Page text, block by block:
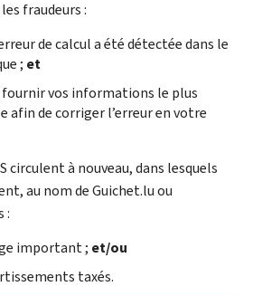
fraudeurs :
de calcul a été détectée dans le
; et
fournir vos informations le plus
afin de corriger l’erreur en votre
circulent à nouveau, dans lesquels
au nom de Guichet.lu ou
:
important ; et/ou
taxés.